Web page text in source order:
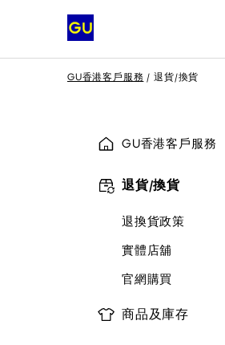
GU香港客戶服務 退貨/換貨
GU香港客戶服務
退貨/換貨
退換貨政策
實體店舖
官網購買
商品及庫存